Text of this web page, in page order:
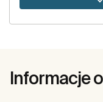
Informacje